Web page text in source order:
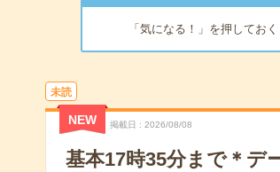
「気になる！」を押してお
未読
NEW 掲載日 2026/08/08
基本17時35分まで＊デ